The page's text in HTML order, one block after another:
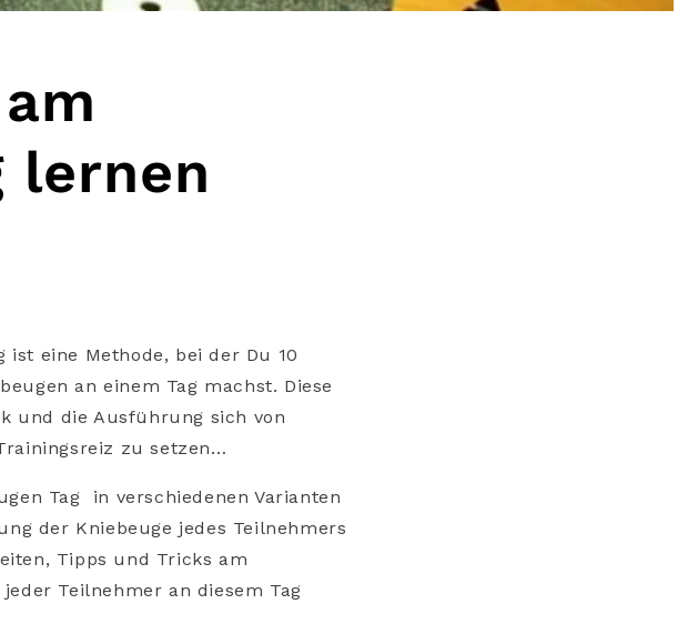
lernen
ist eine Methode, bei der Du 10
an einem Tag machst. Diese
und die Ausführung sich von
zu setzen…
Tag in verschiedenen Varianten
der Kniebeuge jedes Teilnehmers
Tipps und Tricks am
Teilnehmer an diesem Tag